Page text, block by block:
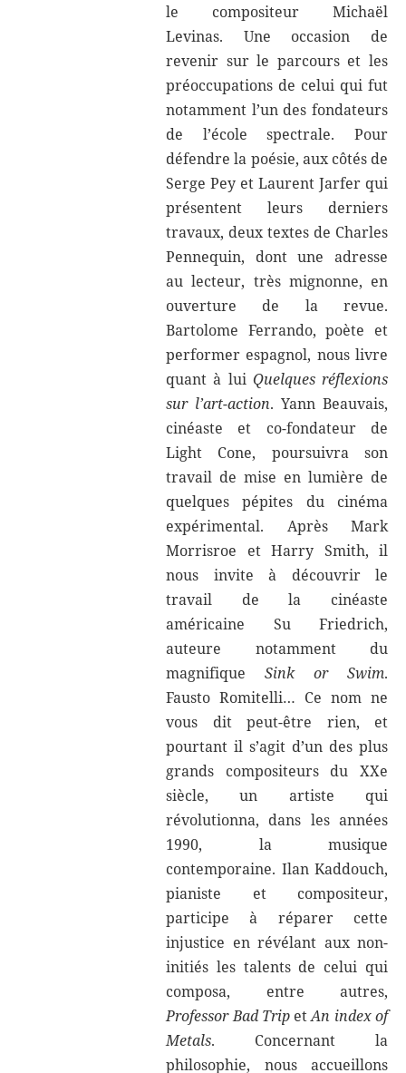
le compositeur Michaël
Levinas. Une occasion de
revenir sur le parcours et les
préoccupations de celui qui fut
notamment l’un des fondateurs
de l’école spectrale. Pour
défendre la poésie, aux côtés de
Serge Pey et Laurent Jarfer qui
présentent leurs derniers
travaux, deux textes de Charles
Pennequin, dont une adresse
au lecteur, très mignonne, en
ouverture de la revue.
Bartolome Ferrando, poète et
performer espagnol, nous livre
quant à lui Quelques réflexions
sur l’art-action. Yann Beauvais,
cinéaste et co-fondateur de
Light Cone, poursuivra son
travail de mise en lumière de
quelques pépites du cinéma
expérimental. Après Mark
Morrisroe et Harry Smith, il
nous invite à découvrir le
travail de la cinéaste
américaine Su Friedrich,
auteure notamment du
magnifiqueSink or Swim.
Fausto Romitelli… Ce nom ne
vous dit peut-être rien, et
pourtant il s’agit d’un des plus
grands compositeurs du XXe
siècle, un artiste qui
révolutionna, dans les années
1990, la musique
contemporaine. Ilan Kaddouch,
pianiste et compositeur,
participe à réparer cette
injustice en révélant aux non-
initiés les talents de celui qui
composa, entre autres,
Professor Bad TripetAn index of
Metals. Concernant la
philosophie, nous accueillons